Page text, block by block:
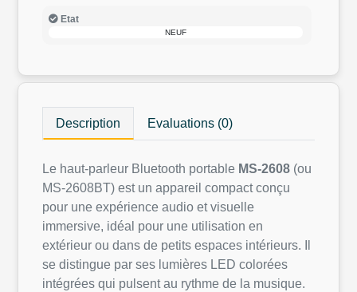
Etat
NEUF
Description Evaluations (0)
Le haut-parleur Bluetooth portable MS-2608 (ou
MS-2608BT) est un appareil compact conçu
pour une expérience audio et visuelle
immersive, idéal pour une utilisation en
extérieur ou dans de petits espaces intérieurs. Il
se distingue par ses lumières LED colorées
intégrées qui pulsent au rythme de la musique.